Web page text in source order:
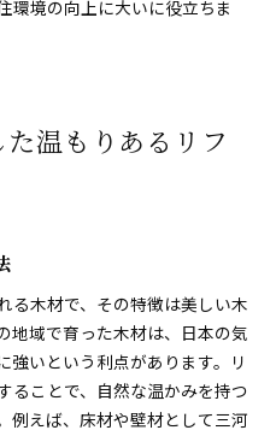
環境の向上に大いに役立ちま
温もりあるリフ
る木材で、その特徴は美しい木
地域で育った木材は、日本の気
強いという利点があります。リ
ることで、自然な温かみを持つ
例えば、床材や壁材として三河